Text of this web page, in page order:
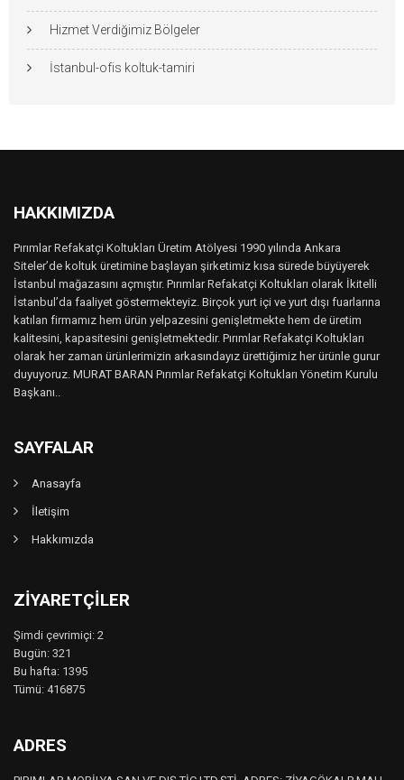
Hizmet Verdiğimiz Bölgeler
İstanbul-ofis koltuk-tamiri
HAKKIMIZDA
Pırımlar Refakatçi Koltukları Üretim Atölyesi 1990 yılında Ankara
Siteler’de koltuk üretimine başlayan şirketimiz kısa sürede büyüyerek
İstanbul mağazasını açmıştır. Pırımlar Refakatçi Koltukları olarak İkitelli
İstanbul’da faaliyet göstermekteyiz. Birçok yurt içi ve yurt dışı fuarlarına
katılan firmamız hem ürün yelpazesini genişletmekte hem de üretim
kalitesini, kapasitesini genişletmektedir. Pırımlar Refakatçi Koltukları
olarak her zaman ürünlerimizin arkasındayız ürettiğimiz her ürünle gurur
duyuyoruz. MURAT BARAN Pırımlar Refakatçi Koltukları Yönetim Kurulu
Başkanı..
SAYFALAR
Anasayfa
İletişim
Hakkımızda
ZIYARETÇILER
Şimdi çevrimiçi: 2
Bugün: 321
Bu hafta: 1395
Tümü: 416875
ADRES